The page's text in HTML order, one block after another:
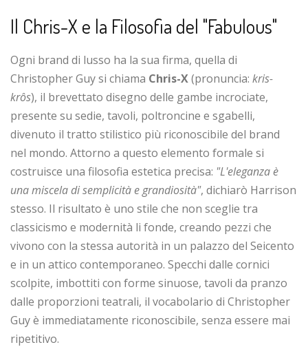
Il Chris-X e la Filosofia del "Fabulous"
Ogni brand di lusso ha la sua firma, quella di
Christopher Guy si chiama Chris-X(pronuncia: kris-
krôs), il brevettato disegno delle gambe incrociate,
presente su sedie, tavoli, poltroncine e sgabelli,
divenuto il tratto stilistico più riconoscibile del brand
nel mondo. Attorno a questo elemento formale si
costruisce una filosofia estetica precisa: "L'eleganza è
una miscela di semplicità e grandiosità", dichiarò Harrison
stesso. Il risultato è uno stile che non sceglie tra
classicismo e modernità li fonde, creando pezzi che
vivono con la stessa autorità in un palazzo del Seicento
e in un attico contemporaneo. Specchi dalle cornici
scolpite, imbottiti con forme sinuose, tavoli da pranzo
dalle proporzioni teatrali, il vocabolario di Christopher
Guy è immediatamente riconoscibile, senza essere mai
ripetitivo.